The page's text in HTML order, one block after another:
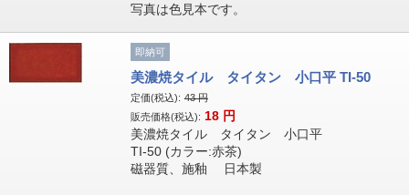
写真は色見本です。
即納可
美濃焼タイル タイタン 小口平 TI-50
定価(税込): 43円
販売価格(税込): 18 円
美濃焼タイル タイタン 小口平
TI-50 (カラー:赤茶)
磁器質、施釉 日本製